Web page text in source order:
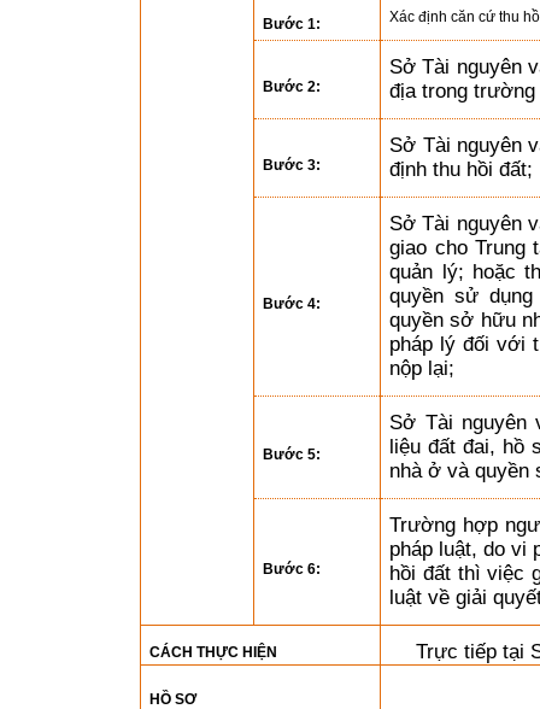
Bước 1: Xác định căn cứ thu
Bước 2:
Sở Tài nguyên
địa trong
Bước 3:
Sở Tài nguyên
định thu hồi đất;
Bước 4:
Sở Tài nguyên
giao cho Trung
quản lý; hoặc
quyền sử
quyền sở hữu
pháp lý đối với
nộp lại;
Bước 5:
Sở Tài
liệu đất đai, hồ
nhà ở và quyền
Bước 6:
Trường hợp
pháp luật, do vi
hồi đất thì việc
luật về giải
CÁCH THỰC HIỆN Trực tiếp tại
HỒ SƠ